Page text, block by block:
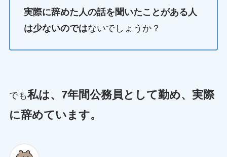
実際に辞めた人の話を聞いたことがある人
は少ないのではないでしょうか？
でも私は、7年間公務員として勤め、実際
に辞めています。